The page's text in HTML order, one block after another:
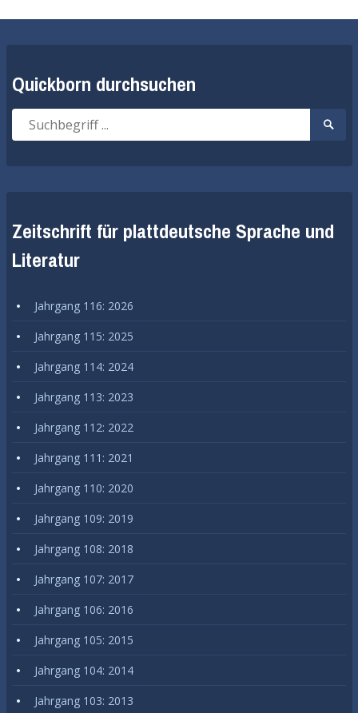
Quickborn durchsuchen
Suche
nach:
Suche
Zeitschrift für plattdeutsche Sprache und
Literatur
Jahrgang 116: 2026
Jahrgang 115: 2025
Jahrgang 114: 2024
Jahrgang 113: 2023
Jahrgang 112: 2022
Jahrgang 111: 2021
Jahrgang 110: 2020
Jahrgang 109: 2019
Jahrgang 108: 2018
Jahrgang 107: 2017
Jahrgang 106: 2016
Jahrgang 105: 2015
Jahrgang 104: 2014
Jahrgang 103: 2013